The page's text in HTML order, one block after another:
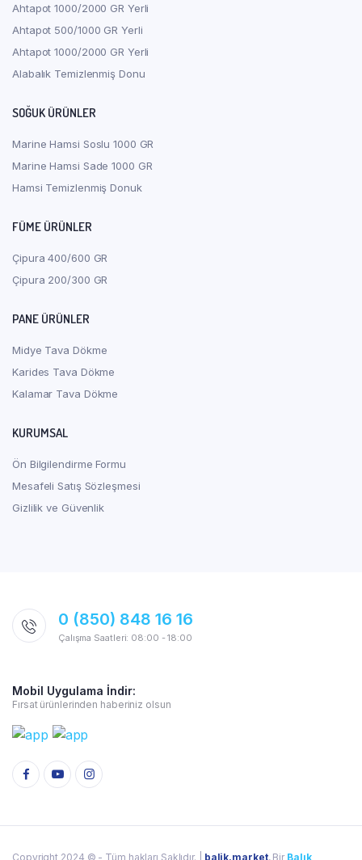
Ahtapot 1000/2000 GR Yerli
Ahtapot 500/1000 GR Yerli
Ahtapot 1000/2000 GR Yerli
Alabalık Temizlenmiş Donu
SOĞUK ÜRÜNLER
Marine Hamsi Soslu 1000 GR
Marine Hamsi Sade 1000 GR
Hamsi Temizlenmiş Donuk
FÜME ÜRÜNLER
Çipura 400/600 GR
Çipura 200/300 GR
PANE ÜRÜNLER
Midye Tava Dökme
Karides Tava Dökme
Kalamar Tava Dökme
KURUMSAL
Ön Bilgilendirme Formu
Mesafeli Satış Sözleşmesi
Gizlilik ve Güvenlik
0 (850) 848 16 16
Çalışma Saatleri: 08:00 - 18:00
Mobil Uygulama İndir:
Fırsat ürünlerinden haberiniz olsun
Copyright 2024 © - Tüm hakları Saklıdır. | balik.market, Bir Balık